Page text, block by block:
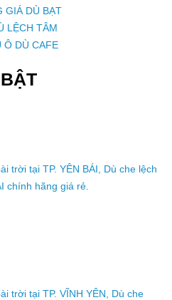
GIÁ DÙ BẠT
LỆCH TÂM
Ô DÙ CAFE
trời tại TP. YÊN BÁI, Dù che lệch
chính hãng giá rẻ.
trời tại TP. VĨNH YÊN, Dù che